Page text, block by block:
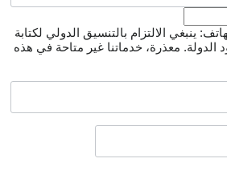
ينبغي الالتزام بالتنسيق الدولي لكتابة
الدولة. معذرة، خدماتنا غير متاحة في هذه